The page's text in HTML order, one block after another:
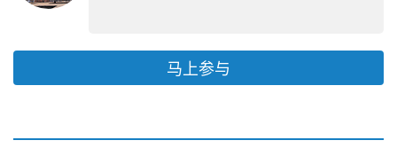
马上参与